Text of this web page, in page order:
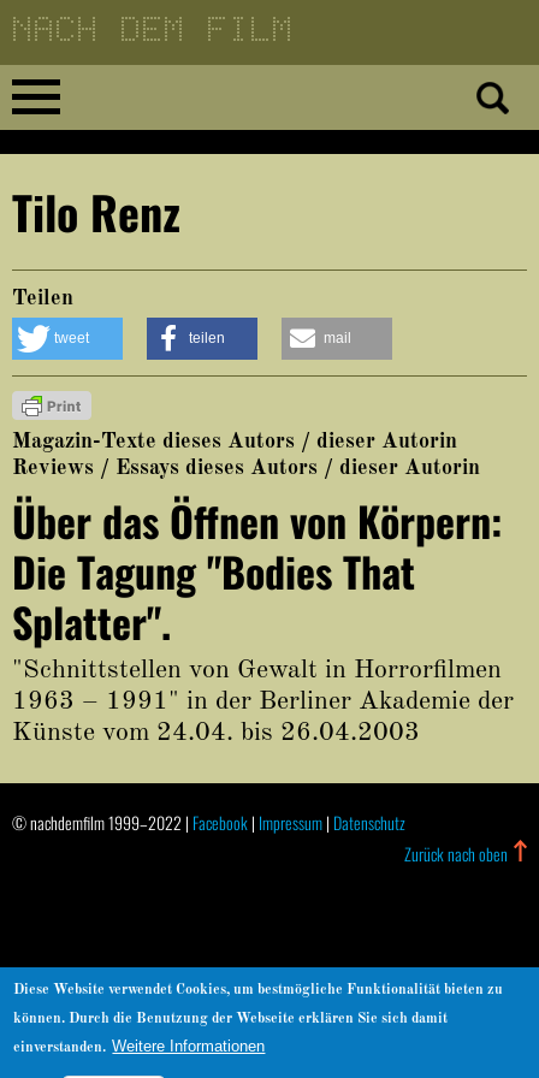
Direkt
zum
Inhalt
Home
No 23
No 01–22
Essays
Reviews
Archiv
About
Tilo Renz
Magazin-Texte dieses Autors / dieser Autorin
Reviews / Essays dieses Autors / dieser Autorin
Über das Öffnen von Körpern:
Die Tagung "Bodies That
Splatter".
"Schnittstellen von Gewalt in Horrorfilmen
1963 – 1991" in der Berliner Akademie der
Künste vom 24.04. bis 26.04.2003
Teilen
tweet teilen mail
© nachdemfilm 1999–2022 | Facebook| Impressum| Datenschutz
Zurück nach oben
Diese Website verwendet Cookies, um bestmögliche Funktionalität bieten zu
können. Durch die Benutzung der Webseite erklären Sie sich damit
einverstanden. Weitere Informationen